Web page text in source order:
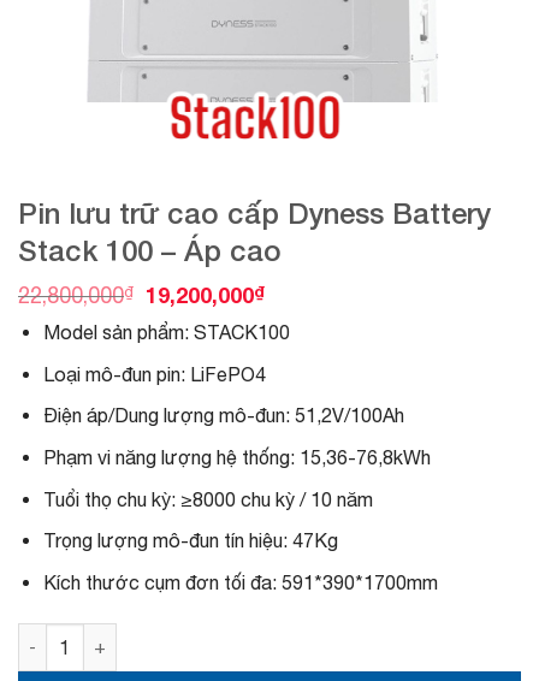
Pin lưu trữ cao cấp Dyness Battery
Stack 100 – Áp cao
22,800,000₫
O
i
i
a
p
r
i
c
e
w
a
19,200,000₫C
r
e
n
t
p
r
c
e
i
s
:
Model sản phẩm: STACK100
Loại mô-đun pin: LiFePO4
Điện áp/Dung lượng mô-đun: 51,2V/100Ah
Phạm vi năng lượng hệ thống: 15,36-76,8kWh
Tuổi thọ chu kỳ: ≥8000 chu kỳ / 10 năm
Trọng lượng mô-đun tín hiệu: 47Kg
Kích thước cụm đơn tối đa: 591*390*1700mm
Pin lưu trữ cao cấp Dyness Battery Stack 100 – Áp cao